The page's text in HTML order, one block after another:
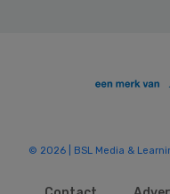
© 2026 | BSL Media &